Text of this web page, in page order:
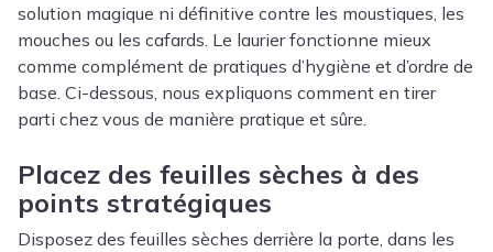
solution magique ni définitive contre les moustiques, les
mouches ou les cafards. Le laurier fonctionne mieux
comme complément de pratiques d’hygiène et d’ordre de
base. Ci-dessous, nous expliquons comment en tirer
parti chez vous de manière pratique et sûre.
Placez des feuilles sèches à des
points stratégiques
Disposez des feuilles sèches derrière la porte, dans les